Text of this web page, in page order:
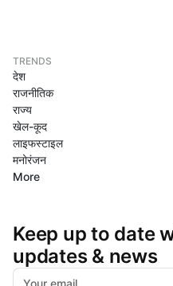
TRENDS
देश
राजनीतिक
राज्य
खेल-कूद
लाइफस्टाइल
मनोरंजन
More
Keep up to date
updates & news